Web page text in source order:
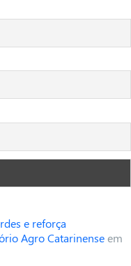
e reforça
Agro Catarinenseem